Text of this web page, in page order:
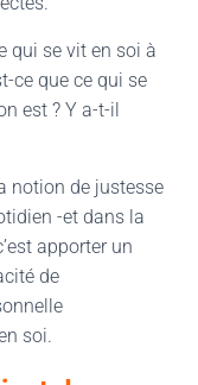
qui se vit en soi à
ce que ce qui se
est ? Y a-t-il
notion de justesse
-et dans la
apporter un
de
soi.